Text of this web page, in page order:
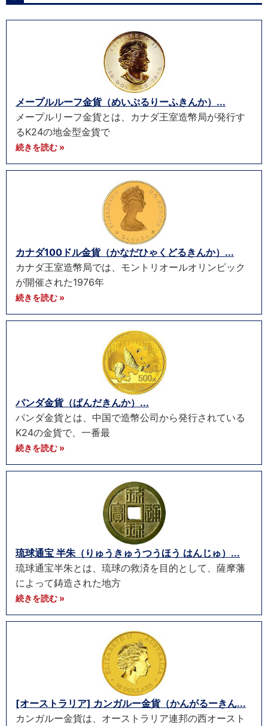
メープルルーフ金貨（めいぷるりーふきんか）...
メープルリーフ金貨とは、カナダ王室造幣局が発行す
るK24の地金型金貨で
続きを読む »
カナダ100ドル金貨（かなだひゃくどるきんか）...
カナダ王室造幣局では、モントリオールオリンピック
が開催された1976年
続きを読む »
パンダ金貨（ぱんだきんか）...
パンダ金貨とは、中国で造幣公司から発行されている
K24の金貨で、一番最
続きを読む »
琉球通宝 半朱（りゅうきゅうつうほう はんじゅ）...
琉球通宝半朱とは、琉球の救済を目的として、薩摩藩
によって鋳造された地方
続きを読む »
[オーストラリア] カンガルー金貨（かんがるーきん...
カンガルー金貨は、オーストラリア連邦の西オースト